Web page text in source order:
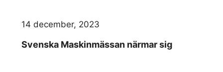
14 december, 2023
Svenska Maskinmässan närmar sig